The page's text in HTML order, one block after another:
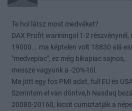
Te hol látsz most medvéket?
DAX Profit wariningol 1-2 részvénynél,
19000... ma képtelen volt 18830 alá
"medvepiac", ez még bikapiac sajnos,
messze vagyunk a -20%-tól.
Ma jött egy fos PMI adat, full EU és
Szerintem el van döntve,h Nasdaq
20080-20160, kicsit cumiztatják a